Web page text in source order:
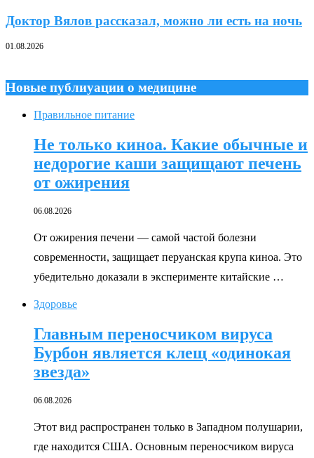
Доктор Вялов рассказал, можно ли есть на ночь
01.08.2026
Новые публиуации о медицине
Правильное питание
Не только киноа. Какие обычные и
недорогие каши защищают печень
от ожирения
06.08.2026
От ожирения печени — самой частой болезни
современности, защищает перуанская крупа киноа. Это
убедительно доказали в эксперименте китайские …
Здоровье
Главным переносчиком вируса
Бурбон является клещ «одинокая
звезда»
06.08.2026
Этот вид распространен только в Западном полушарии,
где находится США. Основным переносчиком вируса